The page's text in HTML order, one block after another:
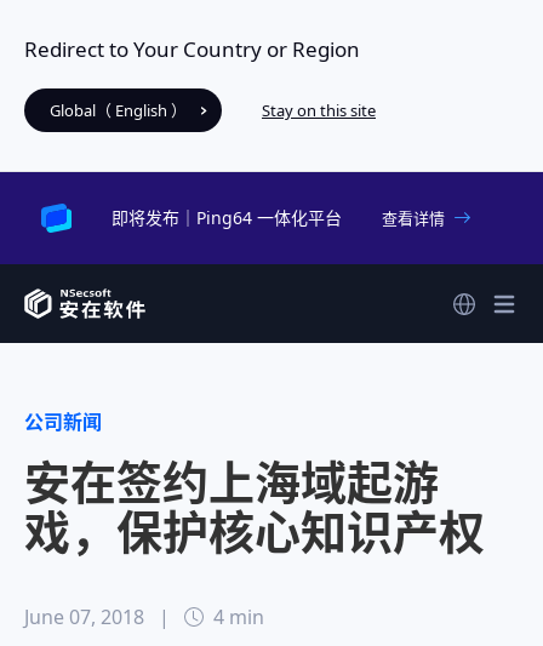
Redirect to Your Country or Region
Global（ English ） Stay on this site
即将发布｜Ping64 一体化平台 查看详情
公司新闻
安在签约上海域起游
戏，保护核心知识产权
June 07, 2018 | 4 min